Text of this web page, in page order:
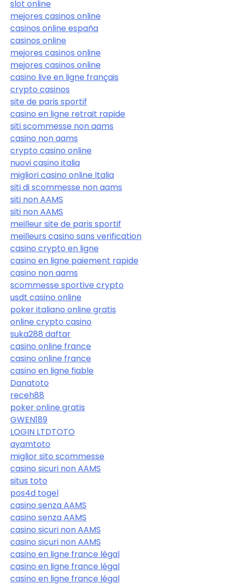
slot online
mejores casinos online
casinos online españa
casinos online
mejores casinos online
mejores casinos online
casino live en ligne français
crypto casinos
site de paris sportif
casino en ligne retrait rapide
siti scommesse non aams
casino non aams
crypto casino online
nuovi casino italia
migliori casino online Italia
siti di scommesse non aams
siti non AAMS
siti non AAMS
meilleur site de paris sportif
meilleurs casino sans verification
casino crypto en ligne
casino en ligne paiement rapide
casino non aams
scommesse sportive crypto
usdt casino online
poker italiano online gratis
online crypto casino
suka288 daftar
casino online france
casino online france
casino en ligne fiable
Danatoto
receh88
poker online gratis
GWEN189
LOGIN LTDTOTO
ayamtoto
miglior sito scommesse
casino sicuri non AAMS
situs toto
pos4d togel
casino senza AAMS
casino senza AAMS
casino sicuri non AAMS
casino sicuri non AAMS
casino en ligne france légal
casino en ligne france légal
casino en ligne france légal